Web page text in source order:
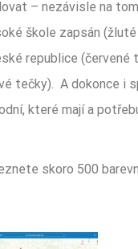
– nezávisle na
škole zapsán
republice (červené
tečky). A dokonce i
které mají a
skoro 500